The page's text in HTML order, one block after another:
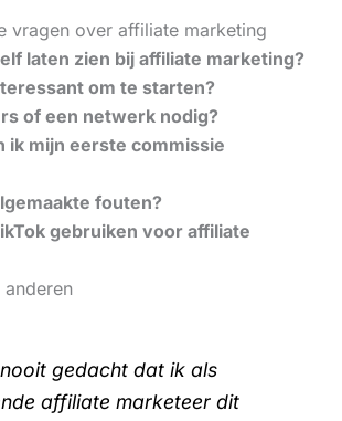
vragen over affiliate marketing
laten zien bij affiliate marketing?
om te starten?
of een netwerk nodig?
ik mijn eerste commissie
fouten?
gebruiken voor affiliate
anderen
gedacht dat ik als
affiliate marketeer dit